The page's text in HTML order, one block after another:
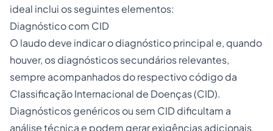
ideal inclui os seguintes elementos:
Diagnóstico com CID
O laudo deve indicar o diagnóstico principal e, quando
houver, os diagnósticos secundários relevantes,
sempre acompanhados do respectivo código da
Classificação Internacional de Doenças (CID).
Diagnósticos genéricos ou sem CID dificultam a
análise técnica e podem gerar exigências adicionais